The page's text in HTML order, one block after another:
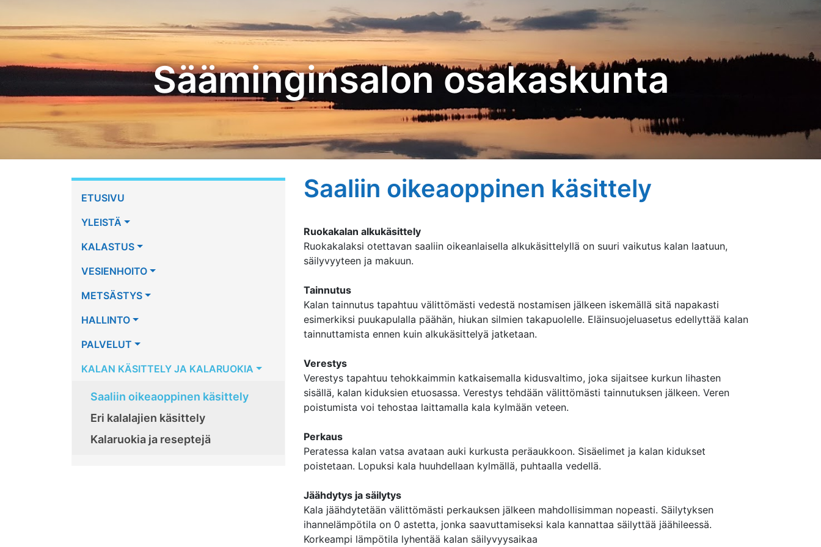
content
Sääminginsalon osakaskunta
ETUSIVU
YLEISTÄ
KALASTUS
VESIENHOITO
METSÄSTYS
HALLINTO
PALVELUT
KALAN KÄSITTELY JA KALARUOKIA
Saaliin oikeaoppinen käsittely
Eri kalalajien käsittely
Kalaruokia ja reseptejä
Saaliin oikeaoppinen käsittely
Ruokakalan alkukäsittely
Ruokakalaksi otettavan saaliin oikeanlaisella alkukäsittelyllä on suuri vaikutus kalan laatuun,
säilyvyyteen ja makuun.
Tainnutus
Kalan tainnutus tapahtuu välittömästi vedestä nostamisen jälkeen iskemällä sitä napakasti
esimerkiksi puukapulalla päähän, hiukan silmien takapuolelle. Eläinsuojeluasetus edellyttää kalan
tainnuttamista ennen kuin alkukäsittelyä jatketaan.
Verestys
Verestys tapahtuu tehokkaimmin katkaisemalla kidusvaltimo, joka sijaitsee kurkun lihasten
sisällä, kalan kiduksien etuosassa. Verestys tehdään välittömästi tainnutuksen jälkeen. Veren
poistumista voi tehostaa laittamalla kala kylmään veteen.
Perkaus
Peratessa kalan vatsa avataan auki kurkusta peräaukkoon. Sisäelimet ja kalan kidukset
poistetaan. Lopuksi kala huuhdellaan kylmällä, puhtaalla vedellä.
Jäähdytys ja säilytys
Kala jäähdytetään välittömästi perkauksen jälkeen mahdollisimman nopeasti. Säilytyksen
ihannelämpötila on 0 astetta, jonka saavuttamiseksi kala kannattaa säilyttää jäähileessä.
Korkeampi lämpötila lyhentää kalan säilyvyysaikaa